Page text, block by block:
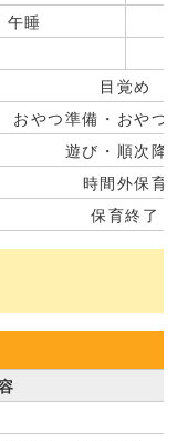
午睡
目覚め
おやつ準備・おやつ
遊び・順次降
時間外保育
保育終了